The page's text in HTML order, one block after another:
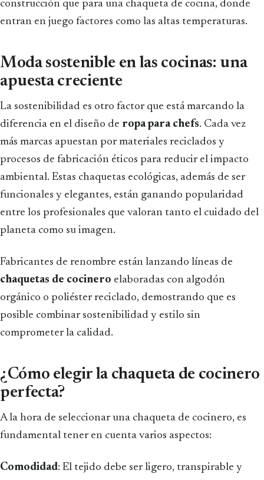
construcción que para una chaqueta de cocina, donde
entran en juego factores como las altas temperaturas.
Moda sostenible en las cocinas: una
apuesta creciente
La sostenibilidad es otro factor que está marcando la
diferencia en el diseño de ropa para chefs. Cada vez
más marcas apuestan por materiales reciclados y
procesos de fabricación éticos para reducir el impacto
ambiental. Estas chaquetas ecológicas, además de ser
funcionales y elegantes, están ganando popularidad
entre los profesionales que valoran tanto el cuidado del
planeta como su imagen.
Fabricantes de renombre están lanzando líneas de
chaquetas de cocinero elaboradas con algodón
orgánico o poliéster reciclado, demostrando que es
posible combinar sostenibilidad y estilo sin
comprometer la calidad.
¿Cómo elegir la chaqueta de cocinero
perfecta?
A la hora de seleccionar una chaqueta de cocinero, es
fundamental tener en cuenta varios aspectos:
Comodidad: El tejido debe ser ligero, transpirable y